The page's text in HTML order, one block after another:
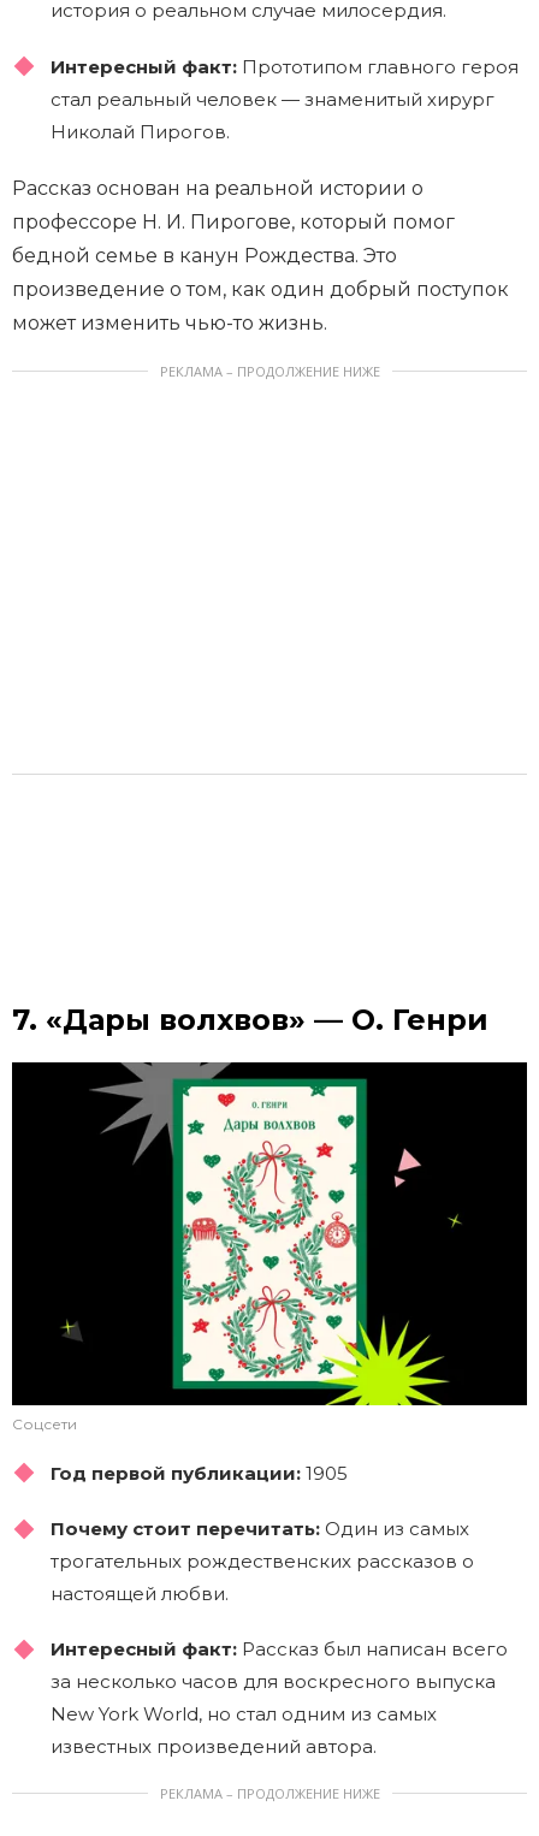
история о реальном случае милосердия.
Интересный факт: Прототипом главного героя
стал реальный человек — знаменитый хирург
Николай Пирогов.
Рассказ основан на реальной истории о
профессоре Н. И. Пирогове, который помог
бедной семье в канун Рождества. Это
произведение о том, как один добрый поступок
может изменить чью-то жизнь.
РЕКЛАМА – ПРОДОЛЖЕНИЕ НИЖЕ
7. «Дары волхвов» — О. Генри
Соцсети
Год первой публикации: 1905
Почему стоит перечитать: Один из самых
трогательных рождественских рассказов о
настоящей любви.
Интересный факт: Рассказ был написан всего
за несколько часов для воскресного выпуска
New York World, но стал одним из самых
известных произведений автора.
РЕКЛАМА – ПРОДОЛЖЕНИЕ НИЖЕ